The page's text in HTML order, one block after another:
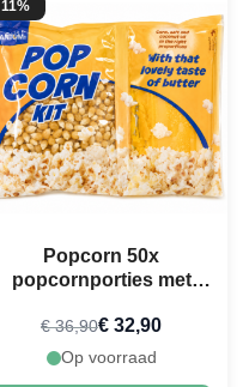
11%
Popcorn 50x
popcornporties met
(6pk)
€ 36,90€ 32,90
Op voorraad